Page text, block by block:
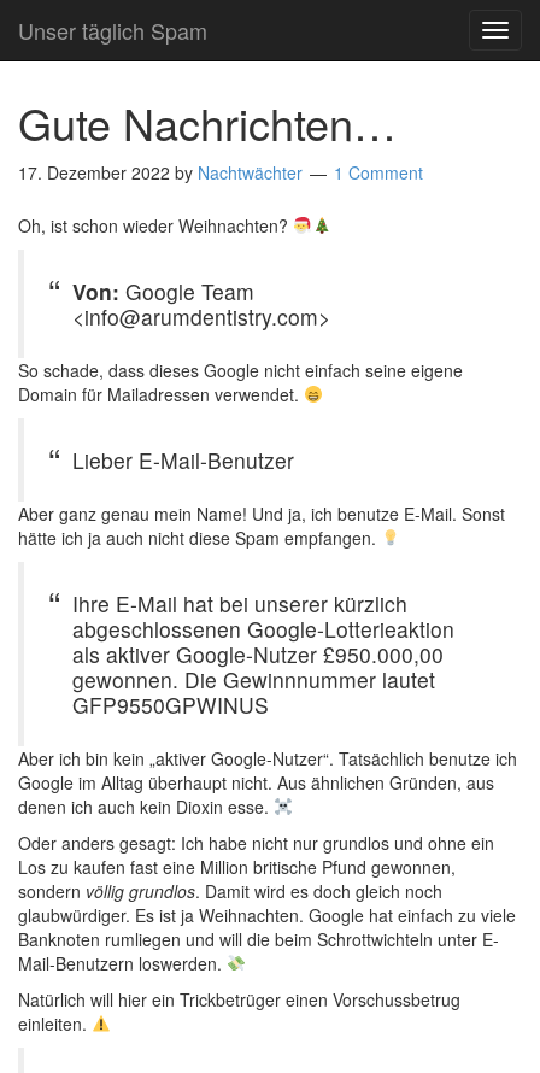
Unser täglich Spam
Gute Nachrichten…
17. Dezember 2022 by Nachtwächter 1 Comment
Oh, ist schon wieder Weihnachten?
Von: Google Team
<info@arumdentistry.com>
So schade, dass dieses Google nicht einfach seine eigene
Domain für Mailadressen verwendet.
Lieber E-Mail-Benutzer
Aber ganz genau mein Name! Und ja, ich benutze E-Mail. Sonst
hätte ich ja auch nicht diese Spam empfangen.
Ihre E-Mail hat bei unserer kürzlich
abgeschlossenen Google-Lotterieaktion
als aktiver Google-Nutzer £950.000,00
gewonnen. Die Gewinnnummer lautet
GFP9550GPWINUS
Aber ich bin kein „aktiver Google-Nutzer“. Tatsächlich benutze ich
Google im Alltag überhaupt nicht. Aus ähnlichen Gründen, aus
denen ich auch kein Dioxin esse.
Oder anders gesagt: Ich habe nicht nur grundlos und ohne ein
Los zu kaufen fast eine Million britische Pfund gewonnen,
sondern völlig grundlos. Damit wird es doch gleich noch
glaubwürdiger. Es ist ja Weihnachten. Google hat einfach zu viele
Banknoten rumliegen und will die beim Schrottwichteln unter E-
Mail-Benutzern loswerden.
Natürlich will hier ein Trickbetrüger einen Vorschussbetrug
einleiten.